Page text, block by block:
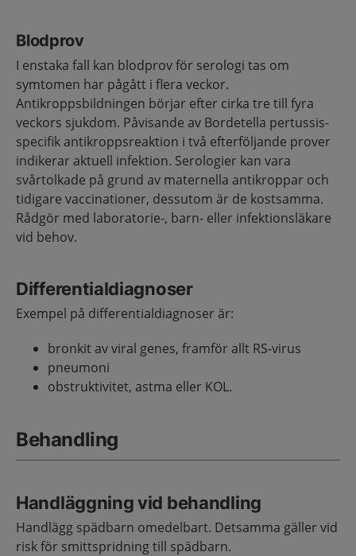
Blodprov
I enstaka fall kan blodprov för serologi tas om
symtomen har pågått i flera veckor.
Antikroppsbildningen börjar efter cirka tre till fyra
veckors sjukdom. Påvisande av Bordetella pertussis-
specifik antikroppsreaktion i två efterföljande prover
indikerar aktuell infektion. Serologier kan vara
svårtolkade på grund av maternella antikroppar och
tidigare vaccinationer, dessutom är de kostsamma.
Rådgör med laboratorie-, barn- eller infektionsläkare
vid behov.
Differentialdiagnoser
Exempel på differentialdiagnoser är:
bronkit av viral genes, framför allt RS-virus
pneumoni
obstruktivitet, astma eller KOL.
Behandling
Handläggning vid behandling
Handlägg spädbarn omedelbart. Detsamma gäller vid
risk för smittspridning till spädbarn.